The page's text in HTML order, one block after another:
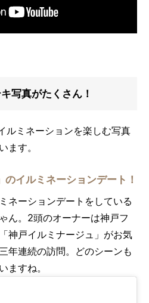
写真がたくさん！
ルミネーションを楽しむ写真
ます。
のイルミネーションデート！
ネーションデートをしている
ん。2頭のオーナーは神戸フ
神戸イルミナージュ」がお気
年連続の訪問。どのシーンも
ますね。